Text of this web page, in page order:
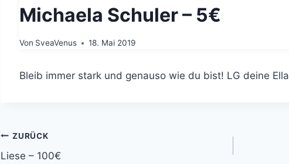
Michaela Schuler – 5€
Von SveaVenus 18. Mai 2019
Bleib immer stark und genauso wie du bist! LG deine Ella
Beitragsnavigation
ZURÜCK
Liese – 100€